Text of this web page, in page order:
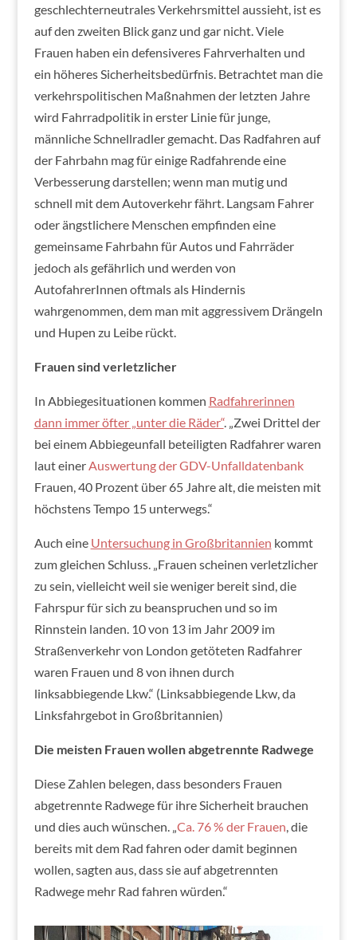
geschlechterneutrales Verkehrsmittel aussieht, ist es
auf den zweiten Blick ganz und gar nicht. Viele
Frauen haben ein defensiveres Fahrverhalten und
ein höheres Sicherheitsbedürfnis. Betrachtet man die
verkehrspolitischen Maßnahmen der letzten Jahre
wird Fahrradpolitik in erster Linie für junge,
männliche Schnellradler gemacht. Das Radfahren auf
der Fahrbahn mag für einige Radfahrende eine
Verbesserung darstellen; wenn man mutig und
schnell mit dem Autoverkehr fährt. Langsam Fahrer
oder ängstlichere Menschen empfinden eine
gemeinsame Fahrbahn für Autos und Fahrräder
jedoch als gefährlich und werden von
AutofahrerInnen oftmals als Hindernis
wahrgenommen, dem man mit aggressivem Drängeln
und Hupen zu Leibe rückt.
Frauen sind verletzlicher
In Abbiegesituationen kommen Radfahrerinnen
dann immer öfter „unter die Räder“.
„Zwei Drittel der
bei einem Abbiegeunfall beteiligten Radfahrer waren
laut einer Auswertung der GDV-Unfalldatenbank
Frauen, 40 Prozent über 65 Jahre alt, die meisten mit
höchstens Tempo 15 unterwegs.“
Auch eine Untersuchung in Großbritannien kommt
zum gleichen Schluss. „ Frauen scheinen verletzlicher
zu sein, vielleicht weil sieweniger bereit sind, die
Fahrspur für sich zu beanspruchen und so im
Rinnstein landen. 10 von 13 im Jahr 2009 im
Straßenverkehr von London getöteten Radfahrer
waren Frauen und 8 von ihnen durch
linksabbiegende Lkw.“ (Linksabbiegende Lkw, da
Linksfahrgebot in Großbritannien)
Die meisten Frauen wollen abgetrennte Radwege
Diese Zahlen belegen, dass besonders Frauen
abgetrennte Radwege für ihre Sicherheit brauchen
und dies auch wünschen. „ Ca. 76 % der Frauen , die
bereits mit dem Rad fahren oder damit beginnen
wollen, sagten aus, dass sie auf abgetrennten
Radwege mehr Rad fahren würden.“